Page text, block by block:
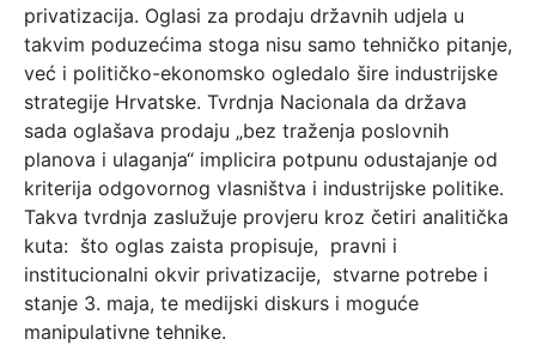
privatizacija. Oglasi za prodaju državnih udjela u
takvim poduzećima stoga nisu samo tehničko pitanje,
već i političko-ekonomsko ogledalo šire industrijske
strategije Hrvatske. Tvrdnja Nacionala da država
sada oglašava prodaju „bez traženja poslovnih
planova i ulaganja“ implicira potpunu odustajanje od
kriterija odgovornog vlasništva i industrijske politike.
Takva tvrdnja zaslužuje provjeru kroz četiri analitička
kuta: što oglas zaista propisuje, pravni i
institucionalni okvir privatizacije, stvarne potrebe i
stanje 3. maja, te medijski diskurs i moguće
manipulativne tehnike.